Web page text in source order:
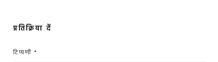
प्रतिक्रिया दें
टिप्पणी *